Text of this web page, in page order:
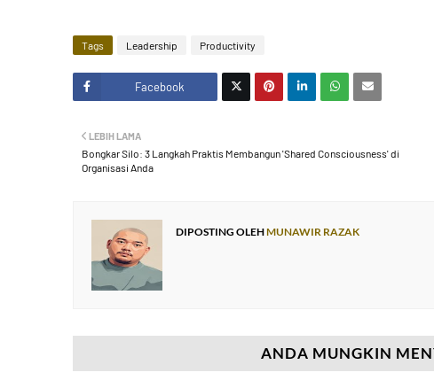
Tags Leadership Productivity
Facebook
LEBIH LAMA
Bongkar Silo: 3 Langkah Praktis Membangun 'Shared Consciousness' di
Organisasi Anda
DIPOSTING OLEHMUNAWIR RAZAK
ANDA MUNGKIN